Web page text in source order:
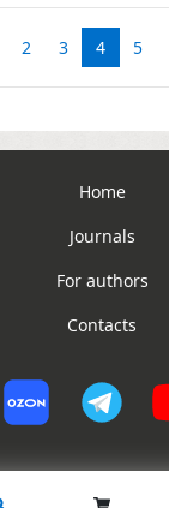
2 3 4 5
Home
Journals
For authors
Contacts